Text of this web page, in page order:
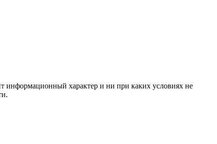
информационный характер и ни при каких условиях не